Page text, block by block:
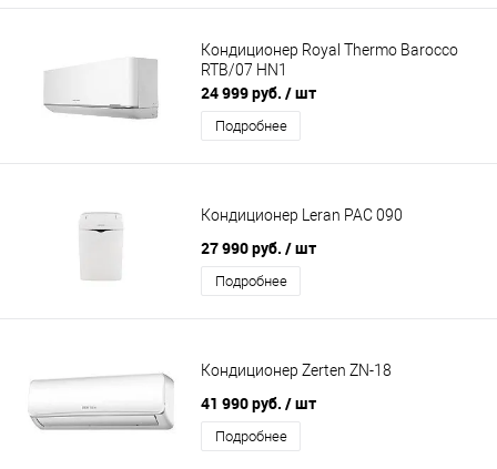
Кондиционер Royal Thermo Barocco
RTB/07 HN1
24 999 руб. / шт
Подробнее
Кондиционер Leran PAC 090
27 990 руб. / шт
Подробнее
Кондиционер Zerten ZN-18
41 990 руб. / шт
Подробнее